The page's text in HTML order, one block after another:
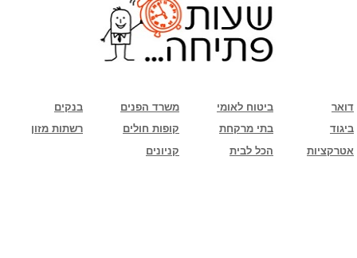
בנקים משרד הפנים ביטוח לאומי
דואר
רשתות מזון
קופות חולים בתי מרקחת
ביגוד
קניונים
הכל לבית אטרקציות